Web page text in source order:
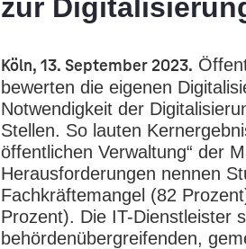
zur
Köln, 13. September 2023.
bewerten die eigenen
Notwendigkeit der
Stellen. So lauten
öffentlichen Verwaltung“ der
Herausforderungen nennen
Fachkräftemangel (82
Prozent). Die IT-Dienstleister
behördenübergreifenden,